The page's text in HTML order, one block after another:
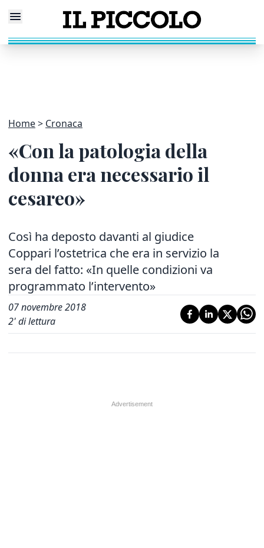
Home Cronaca
«Con la patologia della
donna era necessario il
cesareo»
Così ha deposto davanti al giudice
Coppari l’ostetrica che era in servizio la
sera del fatto: «In quelle condizioni va
programmato l’intervento»
07 novembre 2018
2' di lettura